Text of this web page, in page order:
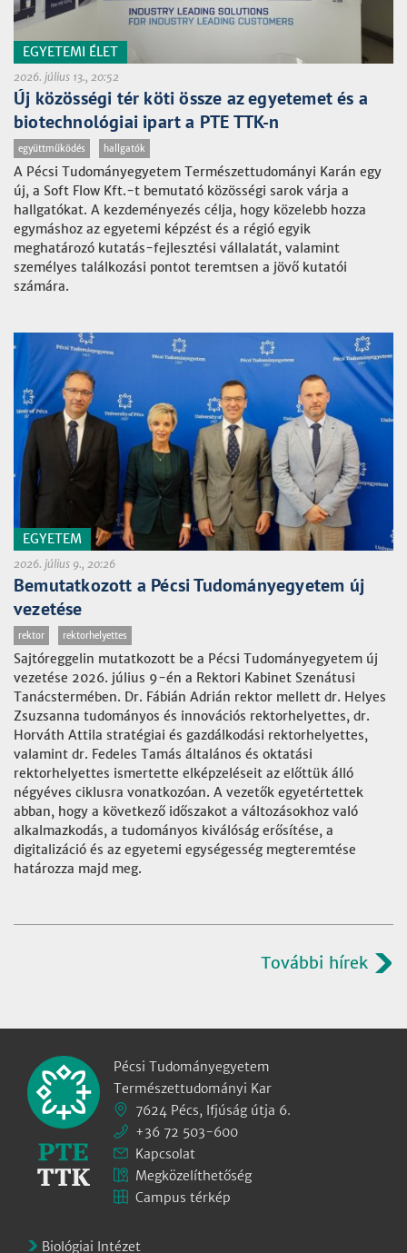
EGYETEMI ÉLET
2026. július 13., 20:52
Új közösségi tér köti össze az egyetemet és a
biotechnológiai ipart a PTE TTK-n
együttműködés hallgatók
A Pécsi Tudományegyetem Természettudományi Karán egy
új, a Soft Flow Kft.-t bemutató közösségi sarok várja a
hallgatókat. A kezdeményezés célja, hogy közelebb hozza
egymáshoz az egyetemi képzést és a régió egyik
meghatározó kutatás-fejlesztési vállalatát, valamint
személyes találkozási pontot teremtsen a jövő kutatói
számára.
EGYETEM
2026. július 9., 20:26
Bemutatkozott a Pécsi Tudományegyetem új
vezetése
rektor rektorhelyettes
Sajtóreggelin mutatkozott be a Pécsi Tudományegyetem új
vezetése 2026. július 9-én a Rektori Kabinet Szenátusi
Tanácstermében. Dr. Fábián Adrián rektor mellett dr. Helyes
Zsuzsanna tudományos és innovációs rektorhelyettes, dr.
Horváth Attila stratégiai és gazdálkodási rektorhelyettes,
valamint dr. Fedeles Tamás általános és oktatási
rektorhelyettes ismertette elképzeléseit az előttük álló
négyéves ciklusra vonatkozóan. A vezetők egyetértettek
abban, hogy a következő időszakot a változásokhoz való
alkalmazkodás, a tudományos kiválóság erősítése, a
digitalizáció és az egyetemi egységesség megteremtése
határozza majd meg.
További hírek
Pécsi Tudományegyetem
Természettudományi Kar
7624 Pécs, Ifjúság útja 6.
+36 72 503-600
Kapcsolat
Megközelíthetőség
Campus térkép
Biológiai Intézet